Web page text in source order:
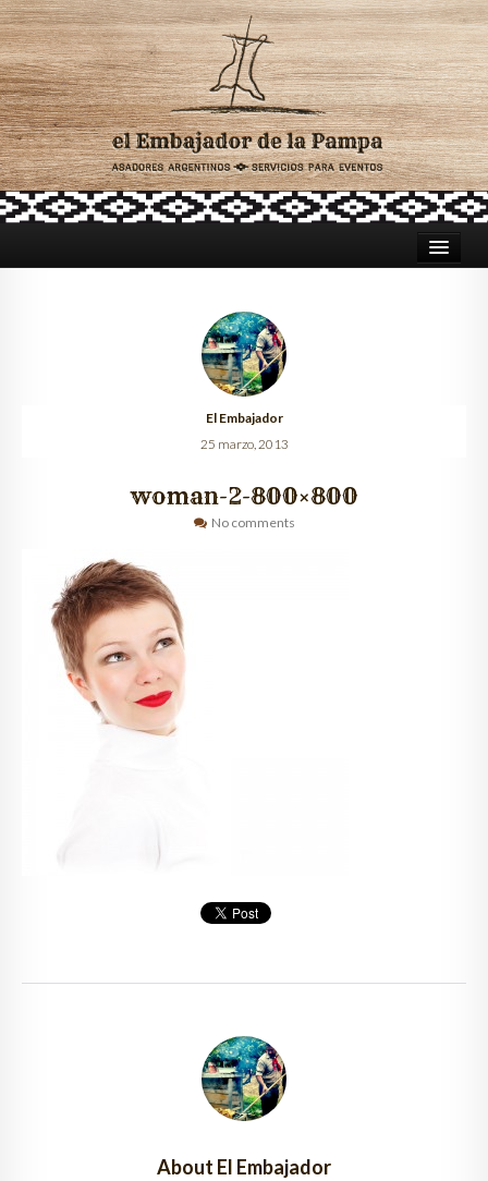
ASADORES PARA CATERING
TRADICIÓN ARGENTINA
CLIENTES
GALERÍA
CONTACTO
El Embajador
25 marzo, 2013
woman-2-800×800
No comments
About El Embajador